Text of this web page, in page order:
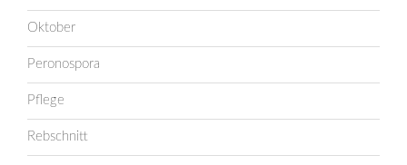
Oktober
Peronospora
Pflege
Rebschnitt